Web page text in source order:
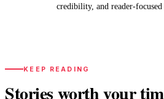
credibility, and reader-
KEEP READING
Stories worth your